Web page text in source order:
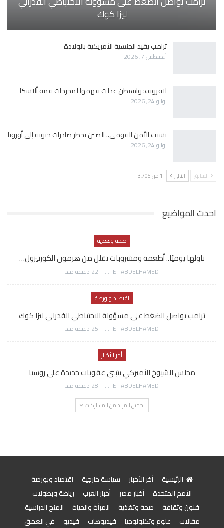
ليزا كوك
ترامب يقيد الجنسية الأمريكية بالولادة
أغسطس 7, 2026
لافروف: واشنطن عدلت فهمها لمخرجات قمة ألاسكا
يوليو 24, 2026
بسبب الأمن القومي.. الصين تحظر صادرات حيوية إلى أوروبا
يوليو 24, 2026
السابق التالي 1 من 3٬705
احدث المواضيع
صحة وتغذية
ناولها يوميًا.. أطعمة ومشروبات تقلل من هرمون الكورتيزول…
AWATEF ABDELHAMED 22 دقيقة منذ
اقتصاد وبورصة
ترامب يواصل الضغط على مسؤولة الاحتياطي الفدرالي ليزا كوك
AWATEF ABDELHAMED 25 دقيقة منذ
أخر الأخبار
مجلس الشيوخ الأميركي يتبنى عقوبات جديدة على روسيا
AWATEF ABDELHAMED 28 دقيقة منذ
تحميل المزيد من المشاركات
الرئيسية أخر الأخبار سياسة خارجية
اقتصاد وبورصة
الأمم المتحدة
أخبار مصر أخبار العرب
رياضة وبطولات
فنون وثقافة
صحة وتغذية المرأة والحياة
المنح الدراسية
مقالات
علوم وتكنولوجيا فيديوهات فيديو في العمق